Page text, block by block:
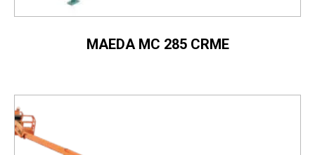
MAEDA MC 285 CRME